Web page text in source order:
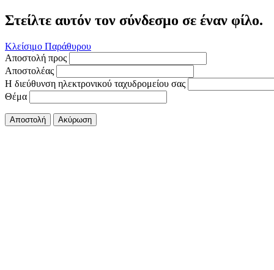
Στείλτε αυτόν τον σύνδεσμο σε έναν φίλο.
Κλείσιμο Παράθυρου
Αποστολή προς
Αποστολέας
Η διεύθυνση ηλεκτρονικού ταχυδρομείου σας
Θέμα
Αποστολή Ακύρωση